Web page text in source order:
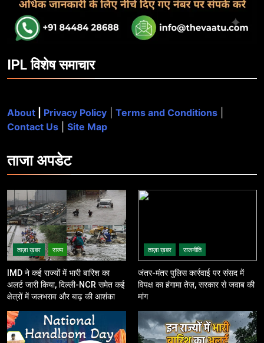
IPL विशेष समाचार
About Privacy Policy Terms and Conditions
Contact Us
Site Map
ताजाअपडेट
ताज़ा ख़बर राज्य
IMD ने कई राज्यों में भारी बारिश का
अलर्ट जारी किया, दिल्ली-NCR समेत कई
क्षेत्रों में जलभराव और बाढ़ की आशंका
ताज़ा ख़बर राजनीति
जंतर-मंतर पुलिस कार्रवाई पर संसद में
विपक्ष का हंगामा तेज़, सरकार से जवाब की
मांग